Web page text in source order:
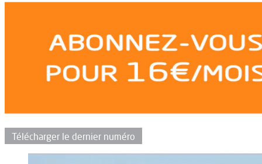
Télécharger le dernier numéro